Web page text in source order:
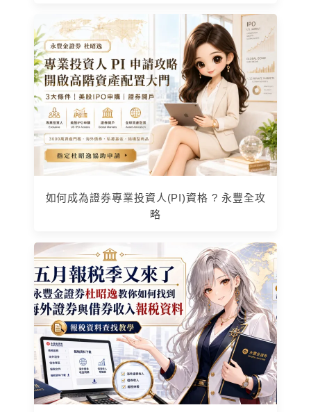
如何成為證券專業投資人(PI)資格 ? 永豐全攻
略